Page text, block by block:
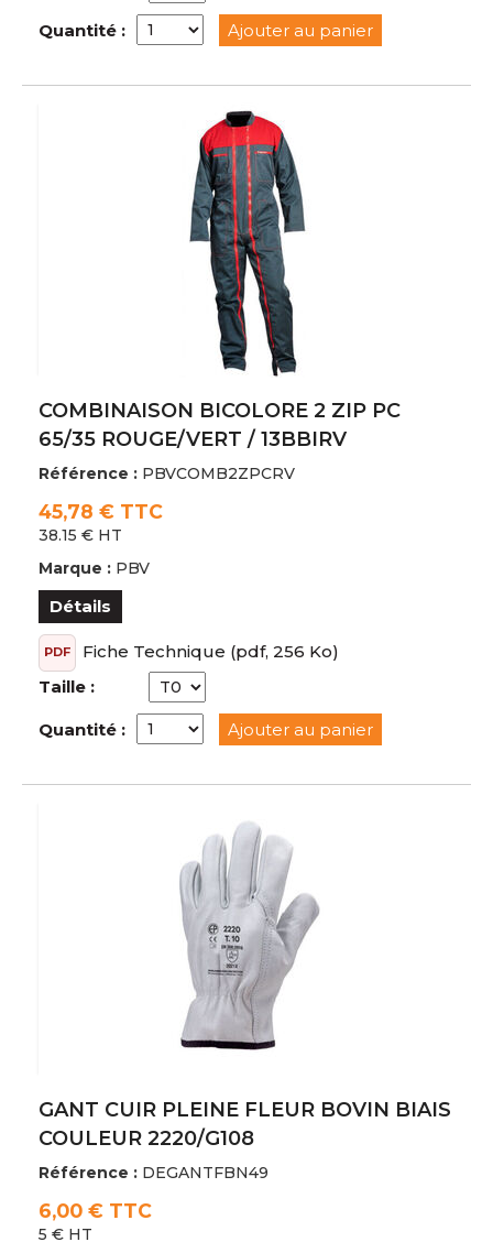
Quantité : Ajouter au panier
COMBINAISON BICOLORE 2 ZIP PC
65/35 ROUGE/VERT / 13BBIRV
Référence : PBVCOMB2ZPCRV
45,78 € TTC
38.15 € HT
Marque : PBV
Détails
PDF Fiche Technique (pdf, 256 Ko)
Taille :
Quantité : Ajouter au panier
GANT CUIR PLEINE FLEUR BOVIN BIAIS
COULEUR 2220/G108
Référence : DEGANTFBN49
6,00 € TTC
5 € HT